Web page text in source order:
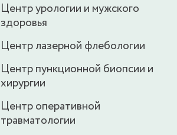
Центр урологии и мужского
здоровья
Центр лазерной флебологии
Центр пункционной биопсии и
хирургии
Центр оперативной
травматологии